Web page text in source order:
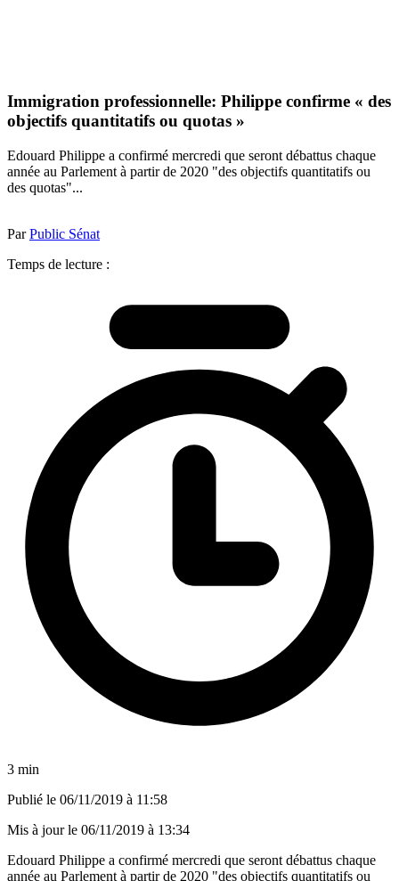
Immigration professionnelle: Philippe confirme « des
objectifs quantitatifs ou quotas »
Edouard Philippe a confirmé mercredi que seront débattus chaque
année au Parlement à partir de 2020 "des objectifs quantitatifs ou
des quotas"...
ParPublic Sénat
Temps de lecture :
3 min
Publié le 06/11/2019 à 11:58
Mis à jour le 06/11/2019 à 13:34
Edouard Philippe a confirmé mercredi que seront débattus chaque
année au Parlement à partir de 2020 "des objectifs quantitatifs ou